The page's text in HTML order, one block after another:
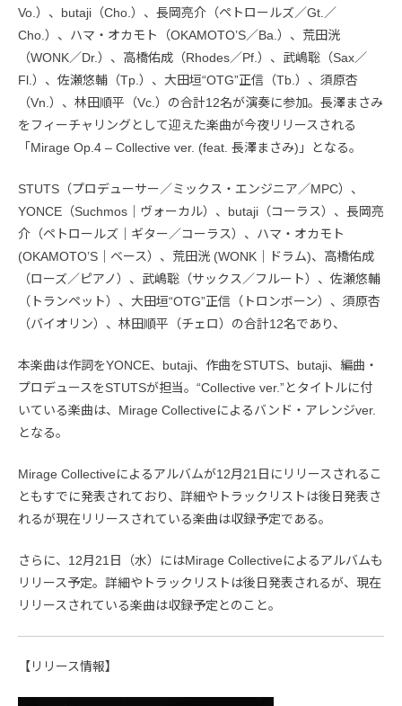
Vo.）、butaji（Cho.）、長岡亮介（ペトロールズ／Gt.／
Cho.）、ハマ・オカモト（OKAMOTO’S／Ba.）、荒田洸
（WONK／Dr.）、高橋佑成（Rhodes／Pf.）、武嶋聡（Sax／
Fl.）、佐瀬悠輔（Tp.）、大田垣“OTG”正信（Tb.）、須原杏
（Vn.）、林田順平（Vc.）の合計12名が演奏に参加。長澤まさみ
をフィーチャリングとして迎えた楽曲が今夜リリースされる
「Mirage Op.4 – Collective ver. (feat. 長澤まさみ)」となる。
STUTS（プロデューサー／ミックス・エンジニア／MPC）、
YONCE（Suchmos｜ヴォーカル）、butaji（コーラス）、長岡亮
介（ペトロールズ｜ギター／コーラス）、ハマ・オカモト
(OKAMOTO’S｜ベース）、荒田洸 (WONK｜ドラム)、高橋佑成
（ローズ／ピアノ）、武嶋聡（サックス／フルート）、佐瀬悠輔
（トランペット）、大田垣“OTG”正信（トロンボーン）、須原杏
（バイオリン）、林田順平（チェロ）の合計12名であり、
本楽曲は作詞をYONCE、butaji、作曲をSTUTS、butaji、編曲・
プロデュースをSTUTSが担当。“Collective ver.”とタイトルに付
いている楽曲は、Mirage Collectiveによるバンド・アレンジver.
となる。
Mirage Collectiveによるアルバムが12月21日にリリースされるこ
ともすでに発表されており、詳細やトラックリストは後日発表さ
れるが現在リリースされている楽曲は収録予定である。
さらに、12月21日（水）にはMirage Collectiveによるアルバムも
リリース予定。詳細やトラックリストは後日発表されるが、現在
リリースされている楽曲は収録予定とのこと。
【リリース情報】